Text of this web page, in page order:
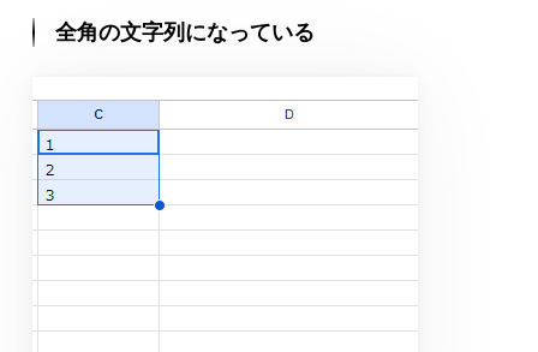
全角の文字列になっている